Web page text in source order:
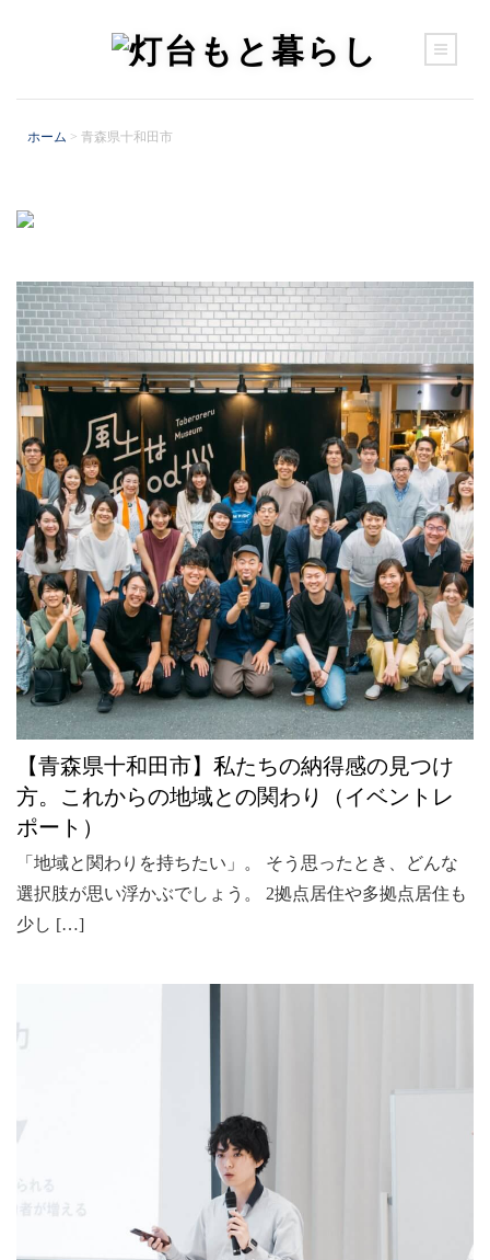
ホーム > 青森県十和田市
【青森県十和田市】私たちの納得感の見つけ
方。これからの地域との関わり（イベントレ
ポート）
「地域と関わりを持ちたい」。 そう思ったとき、どんな
選択肢が思い浮かぶでしょう。 2拠点居住や多拠点居住も
少し […]
営みを知る
場に集う
宜しく伝える（sponsored）
旬と遊ぶ
語るを聞く
郷に入る
食を楽しむ
このサイトについて
ホーム
灯台もと暮らしって？
つくっている人
「もとくらの深夜枠」って？
「note」の登録・購読方法
LINE@の登録方法
お問い合わせ
運営会社